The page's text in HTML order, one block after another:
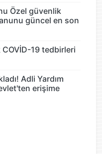
Özel güvenlik
güncel en son
COVİD-19 tedbirleri
Adli Yardım
erişime